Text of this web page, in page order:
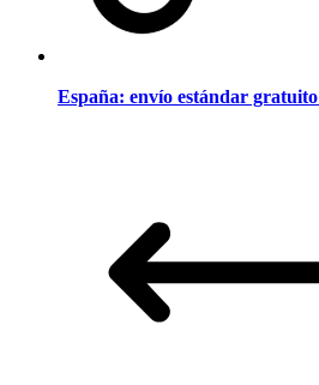
España: envío estándar gratuito